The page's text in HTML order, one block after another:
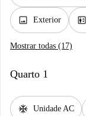
image Exterior elevator
Mostrar todas (17)
Quarto 1
ac_unit Unidade AC